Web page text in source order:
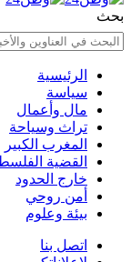
بحث
الرئيسية
سياسة
مال وأعمال
تراث وسياحة
المغرب الكبير
القضية
خارج الحدود
أمن روحي
بيئة وعلوم
اتصل بنا